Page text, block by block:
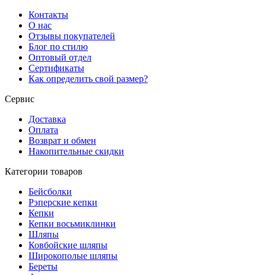
Контакты
О нас
Отзывы покупателей
Блог по стилю
Оптовый отдел
Сертификаты
Как определить свой размер?
Сервис
Доставка
Оплата
Возврат и обмен
Накопительные скидки
Категории товаров
Бейсболки
Рэперские кепки
Кепки
Кепки восьмиклинки
Шляпы
Ковбойские шляпы
Широкополые шляпы
Береты